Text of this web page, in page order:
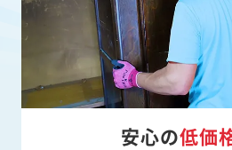
安心の低価